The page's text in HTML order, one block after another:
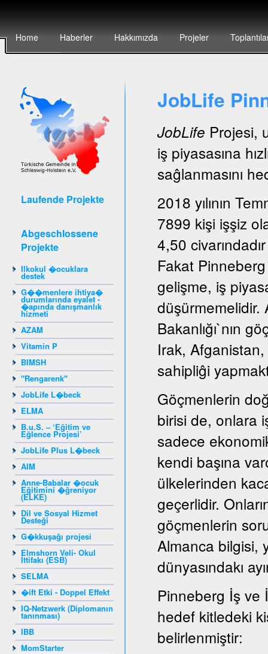
Home Haberler Hakkımızda Projeler
Laufende Projekte
Abgeschlossene
Projekte
Ilkokul �ocuklara
destek
G��menlere ihtiya�
durumlarında eyalet -
�apında danışmanlık
hizmeti
AZAM
Vitamin P
BIMSH
"Rengarenk"
JobLife L�beck
ELMA
B.u.S. – ‘Eğitim ve
Eğlence Projesi’
JobLife Plus L�beck
AIM
Anne-Babalar �ocuk
Eğitimini �ğreniyor
(ELKE)
Dil ve Sosyal Hizmet
Desteği
G�kkuşağı projesi
Elmshorn Veli- Okul
İttifakı (ESB)
SELMA
�ift Etki - Doppel Effekt
IQ-Netzwerk (Diplomanın
tanınması)
IBB
MomStarter
JobLife
JobLife Projesi,
iş piyasasına
saĝlanmasını
2018 yılının
7899 kişi işşiz
4,50
Fakat
gelişme, iş
düşürmemelidir.
Bakanlığı`nın
Irak,
sahipliĝi
Göçmenlerin
birisi de, onlara
sadece
kendi başına
ülkelerinden
geçerlidir.
göçmenlerin
Almanca bilgisi,
dünyasındakı
Pinneberg İş ve
hedef kitledeki
belirlenmiştir: